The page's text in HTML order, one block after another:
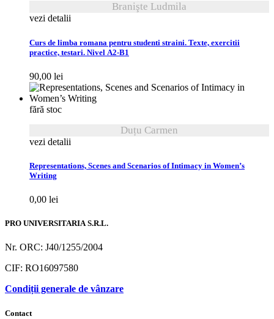
Branişte Ludmila
vezi detalii
Curs de limba romana pentru studenti straini. Texte, exercitii
practice, testari. Nivel A2-B1
90,00 lei
fără stoc
Duțu Carmen
vezi detalii
Representations, Scenes and Scenarios of Intimacy in Women’s
Writing
0,00 lei
PRO UNIVERSITARIA S.R.L.
Nr. ORC: J40/1255/2004
CIF: RO16097580
Condiții generale de vânzare
Contact